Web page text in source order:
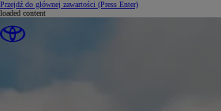
Przejdź do głównej zawartości (Press Enter)
loaded content